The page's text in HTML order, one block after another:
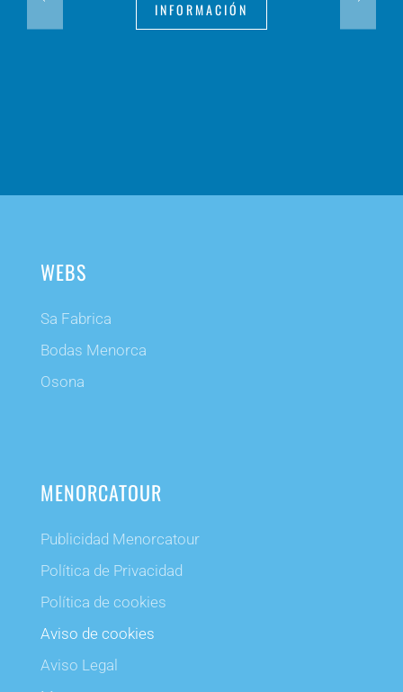
INFORMACIÓN
WEBS
Sa Fabrica
Bodas Menorca
Osona
MENORCATOUR
Publicidad Menorcatour
Política de Privacidad
Política de cookies
Aviso de cookies
Aviso Legal